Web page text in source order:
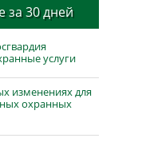
за 30 дней
услуги
изменениях для
охранных